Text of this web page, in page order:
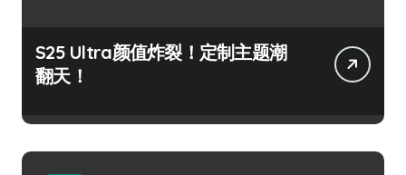
S25 Ultra颜值炸裂！定制主题潮
翻天！